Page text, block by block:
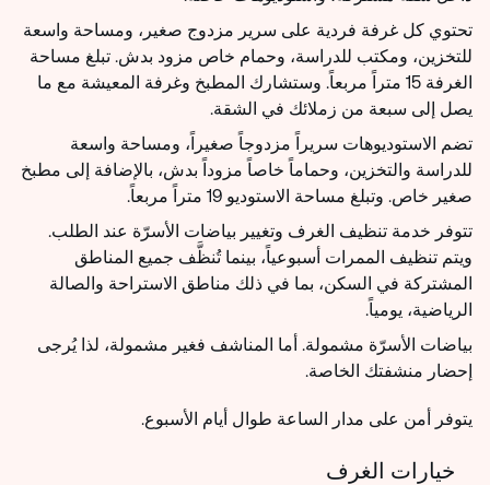
تحتوي كل غرفة فردية على سرير مزدوج صغير، ومساحة واسعة
للتخزين، ومكتب للدراسة، وحمام خاص مزود بدش. تبلغ مساحة
الغرفة 15 متراً مربعاً. وستشارك المطبخ وغرفة المعيشة مع ما
يصل إلى سبعة من زملائك في الشقة.
تضم الاستوديوهات سريراً مزدوجاً صغيراً، ومساحة واسعة
للدراسة والتخزين، وحماماً خاصاً مزوداً بدش، بالإضافة إلى مطبخ
صغير خاص. وتبلغ مساحة الاستوديو 19 متراً مربعاً.
تتوفر خدمة تنظيف الغرف وتغيير بياضات الأسرّة عند الطلب.
ويتم تنظيف الممرات أسبوعياً، بينما تُنظَّف جميع المناطق
المشتركة في السكن، بما في ذلك مناطق الاستراحة والصالة
الرياضية، يومياً.
بياضات الأسرّة مشمولة. أما المناشف فغير مشمولة، لذا يُرجى
إحضار منشفتك الخاصة.
يتوفر أمن على مدار الساعة طوال أيام الأسبوع.
خيارات الغرف